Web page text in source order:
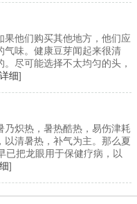
他们购买其他地方，他们应
气味。健康豆芽闻起来很清
尽可能选择不太均匀的头，
详细]
乃炽热，暑热酷热，易伤津耗
清暑热，补气为主。那么夏
已把龙眼用于保健疗病，以
]